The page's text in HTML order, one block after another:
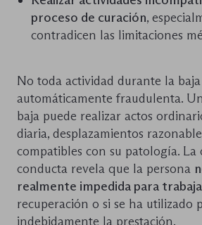
proceso de curación,
contradicen las limitaciones
No toda actividad durante la baja
automáticamente fraudulenta.
baja puede realizar actos
diaria, desplazamientos
compatibles con su patología. La
conducta revela que la persona
realmente impedida para
recuperación o si se ha utilizado
indebidamente la prestación.